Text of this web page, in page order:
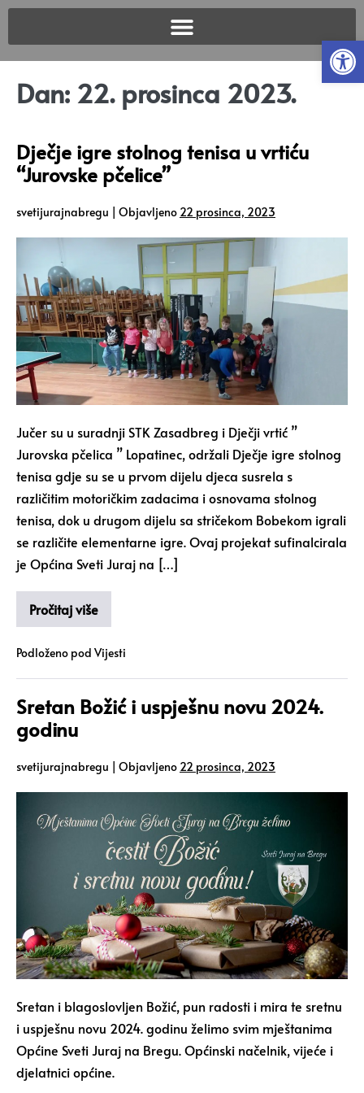
Dan: 22. prosinca 2023.
Dječje igre stolnog tenisa u vrtiću
“Jurovske pčelice”
svetijurajnabregu | Objavljeno 22 prosinca, 2023
Jučer su u suradnji STK Zasadbreg i Dječji vrtić ”
Jurovska pčelica ” Lopatinec, održali Dječje igre stolnog
tenisa gdje su se u prvom dijelu djeca susrela s
različitim motoričkim zadacima i osnovama stolnog
tenisa, dok u drugom dijelu sa stričekom Bobekom igrali
se različite elementarne igre. Ovaj projekat sufinalcirala
je Općina Sveti Juraj na […]
Pročitaj više
Podloženo pod Vijesti
Sretan Božić i uspješnu novu 2024.
godinu
svetijurajnabregu | Objavljeno 22 prosinca, 2023
Sretan i blagoslovljen Božić, pun radosti i mira te sretnu
i uspješnu novu 2024. godinu želimo svim mještanima
Općine Sveti Juraj na Bregu. Općinski načelnik, vijeće i
djelatnici općine.